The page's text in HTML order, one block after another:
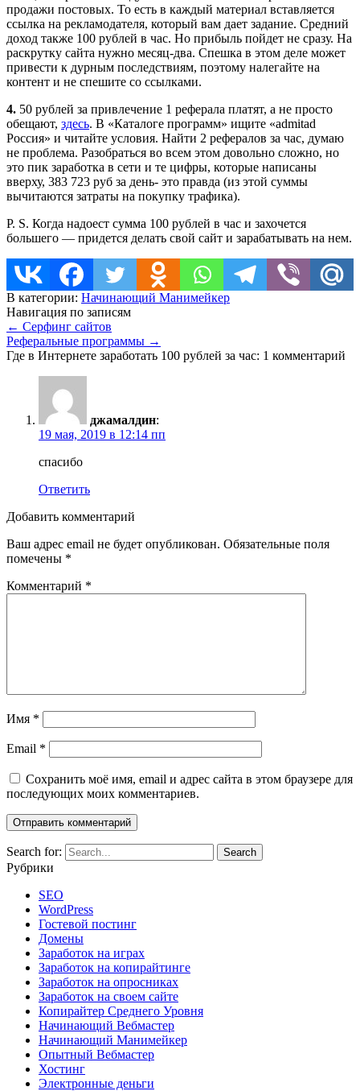
продажи постовых. То есть в каждый материал вставляется
ссылка на рекламодателя, который вам дает задание. Средний
доход также 100 рублей в час. Но прибыль пойдет не сразу. На
раскрутку сайта нужно месяц-два. Спешка в этом деле может
привести к дурным последствиям, поэтому налегайте на
контент и не спешите со ссылками.
4. 50 рублей за привлечение 1 реферала платят, а не просто
обещают, здесь. В «Каталоге программ» ищите «admitad
Россия» и читайте условия. Найти 2 рефералов за час, думаю
не проблема. Разобраться во всем этом довольно сложно, но
это пик заработка в сети и те цифры, которые написаны
вверху, 383 723 руб за день- это правда (из этой суммы
вычитаются затраты на покупку трафика).
P. S. Когда надоест сумма 100 рублей в час и захочется
большего — придется делать свой сайт и зарабатывать на нем.
В категории: Начинающий Манимейкер
Навигация по записям
← Серфинг сайтов
Реферальные программы →
Где в Интернете заработать 100 рублей за час: 1 комментарий
джамалдин:
19 мая, 2019 в 12:14 пп
спасибо
Ответить
Добавить комментарий
Ваш адрес email не будет опубликован. Обязательные поля
помечены *
Комментарий *
Имя *
Email *
Сохранить моё имя, email и адрес сайта в этом браузере для
последующих моих комментариев.
Search for:
Рубрики
SEO
WordPress
Гостевой постинг
Домены
Заработок на играх
Заработок на копирайтинге
Заработок на опросниках
Заработок на своем сайте
Копирайтер Среднего Уровня
Начинающий Вебмастер
Начинающий Манимейкер
Опытный Вебмастер
Хостинг
Электронные деньги